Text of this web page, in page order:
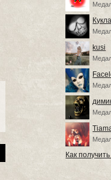
kusi
Как